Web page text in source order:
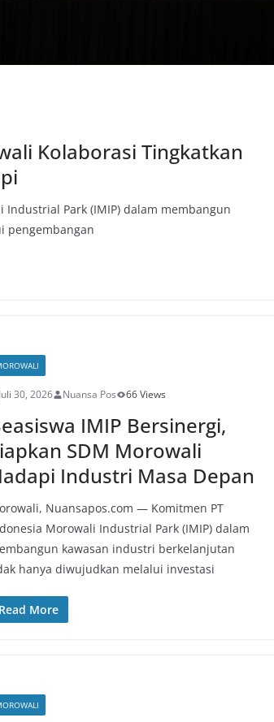
Kolaborasi Tingkatkan
Industrial Park (IMIP) dalam membangun
pengembangan
Juli 30, 2026 Nuansa Pos 66 Views
IMIP Bersinergi,
SDM Morowali
Industri Masa Depan
Nuansapos.com — Komitmen PT
Morowali Industrial Park (IMIP) dalam
kawasan industri berkelanjutan
hanya diwujudkan melalui investasi
Read More